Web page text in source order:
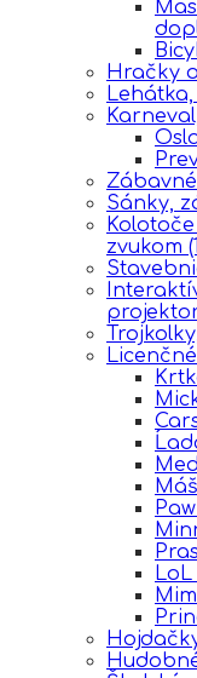
Hračky
Sánky,
zvukom
LoL